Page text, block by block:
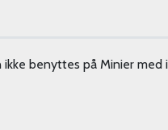
benyttes på Minier med